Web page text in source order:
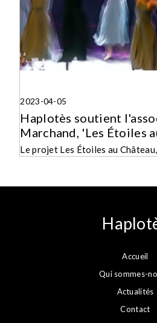
2023-04-05
Haplotès soutient
Marchand, 'Les Étoiles
Le projet Les Étoiles au Château,
Accueil
Qui sommes-
Actualités
Contact